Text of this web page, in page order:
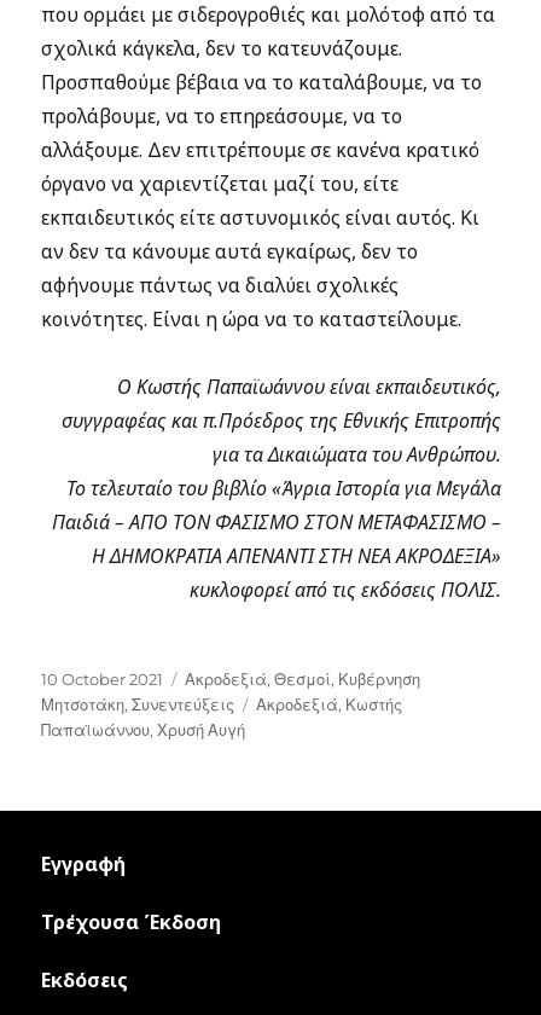
που ορμάει με σιδερογροθιές και μολότοφ από τα
σχολικά κάγκελα, δεν το κατευνάζουμε.
Προσπαθούμε βέβαια να το καταλάβουμε, να το
προλάβουμε, να το επηρεάσουμε, να το
αλλάξουμε. Δεν επιτρέπουμε σε κανένα κρατικό
όργανο να χαριεντίζεται μαζί του, είτε
εκπαιδευτικός είτε αστυνομικός είναι αυτός. Κι
αν δεν τα κάνουμε αυτά εγκαίρως, δεν το
αφήνουμε πάντως να διαλύει σχολικές
κοινότητες. Είναι η ώρα να το καταστείλουμε.
Ο ΚωστήςΠαπαϊωάννουείναι εκπαιδευτικός,
συγγραφέας και π.Πρόεδρος της Εθνικής Επιτροπής
για τα Δικαιώματα του Ανθρώπου.
Το τελευταίο του βιβλίο «Άγρια Ιστορία για Μεγάλα
Παιδιά – ΑΠΟ ΤΟΝ ΦΑΣΙΣΜΟ ΣΤΟΝ ΜΕΤΑΦΑΣΙΣΜΟ –
Η ΔΗΜΟΚΡΑΤΙΑ ΑΠΕΝΑΝΤΙ ΣΤΗ ΝΕΑ ΑΚΡΟΔΕΞΙΑ»
κυκλοφορεί από τις εκδόσεις ΠΟΛΙΣ.
Posted
on
10 October 2021 Categories
Ακροδεξιά,Θεσμοί, Κυβέρνηση
Μητσοτάκη,Συνεντεύξεις Tags
Ακροδεξιά, Κωστής
Παπαϊωάννου,Χρυσή Αυγή
Εγγραφή
Τρέχουσα Έκδοση
Εκδόσεις